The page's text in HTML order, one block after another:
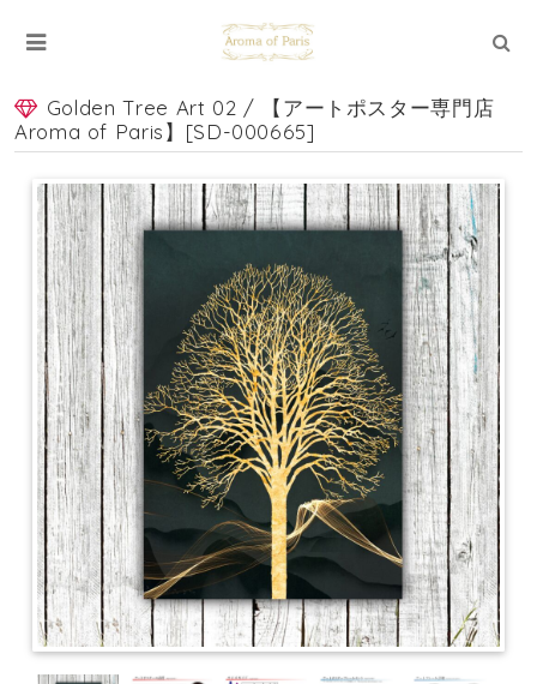
Golden Tree Art 02 / 【アートポスター専門店
Aroma of Paris】[SD-000665]